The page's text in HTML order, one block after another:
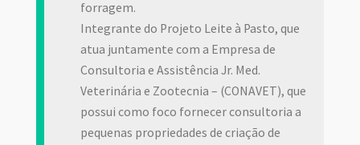
forragem.
Integrante do Projeto Leite à Pasto, que
atua juntamente com a Empresa de
Consultoria e Assistência Jr. Med.
Veterinária e Zootecnia – (CONAVET), que
possui como foco fornecer consultoria a
pequenas propriedades de criação de